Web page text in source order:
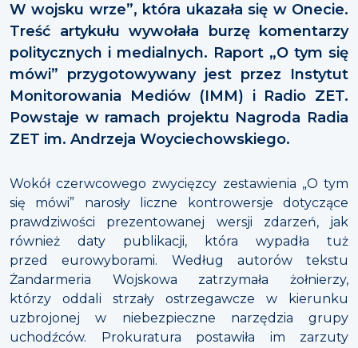
W wojsku wrze”, która ukazała się w Onecie.
Treść artykułu wywołała burzę komentarzy
politycznych i medialnych. Raport „O tym się
mówi” przygotowywany jest przez Instytut
Monitorowania Mediów (IMM) i Radio ZET.
Powstaje w ramach projektu Nagroda Radia
ZET im. Andrzeja Woyciechowskiego.
Wokół czerwcowego zwycięzcy zestawienia „O tym
się mówi” narosły liczne kontrowersje dotyczące
prawdziwości prezentowanej wersji zdarzeń, jak
również daty publikacji, która wypadła tuż
przed eurowyborami. Według autorów tekstu
Żandarmeria Wojskowa zatrzymała żołnierzy,
którzy oddali strzały ostrzegawcze w kierunku
uzbrojonej w niebezpieczne narzędzia grupy
uchodźców. Prokuratura postawiła im zarzuty